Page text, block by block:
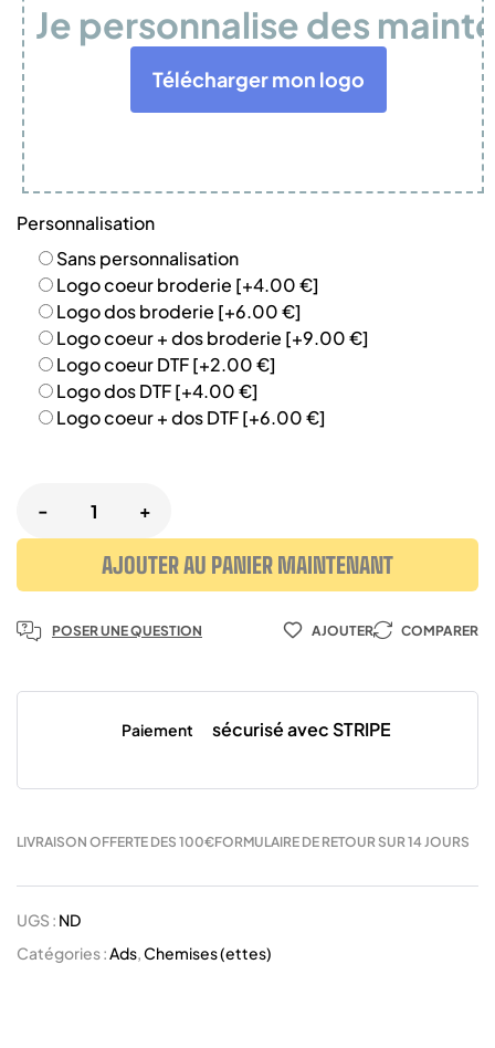
Je personnalise des
Télécharger mon logo
Personnalisation
Sans personnalisation
Logo coeur broderie [+4.00 €]
Logo dos broderie [+6.00 €]
Logo coeur + dos broderie [+9.00 €]
Logo coeur DTF[+2.00 €]
Logo dos DTF[+4.00 €]
Logo coeur + dos DTF[+6.00 €]
- +
AJOUTER AU PANIER MAINTENANT
POSER UNE QUESTION AJOUTER COMPARER
Paiement sécurisé avec STRIPE
LIVRAISON OFFERTE DES 100€FORMULAIRE DE RETOUR SUR 14 JOURS
UGS : ND
Catégories : Ads Chemises (ettes)